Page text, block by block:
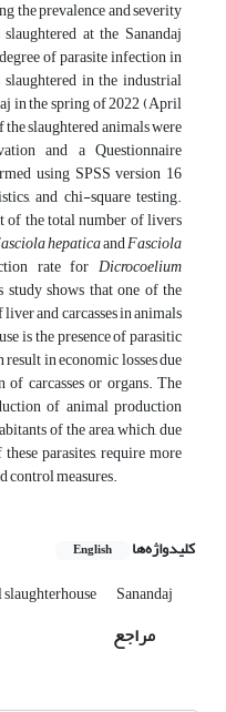
the prevalence and severity
at the Sanandaj
of parasite infection in
in the industrial
in the spring of 2022 (April
slaughtered animals were
and a Questionnaire
using SPSS version 16
and chi-square testing.
of the total number of livers
hepaticaandFasciola
rate for Dicrocoelium
study shows that one of the
and carcasses in animals
is the presence of parasitic
in economic losses due
carcasses or organs. The
of animal production
of the area, which, due
parasites, require more
control measures.
کلیدواژه‌ها English
Sanandaj
مراجع